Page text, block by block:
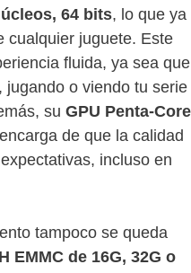
64 bits, lo que ya
cualquier juguete. Este
fluida, ya sea que
o viendo tu serie
su GPU Penta-Core
de que la calidad
incluso en
tampoco se queda
EMMC de 16G, 32G o